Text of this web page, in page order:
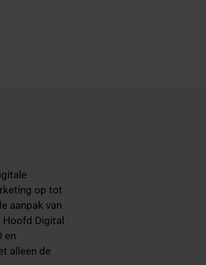
op tot
aanpak van
Digital
en
alleen de